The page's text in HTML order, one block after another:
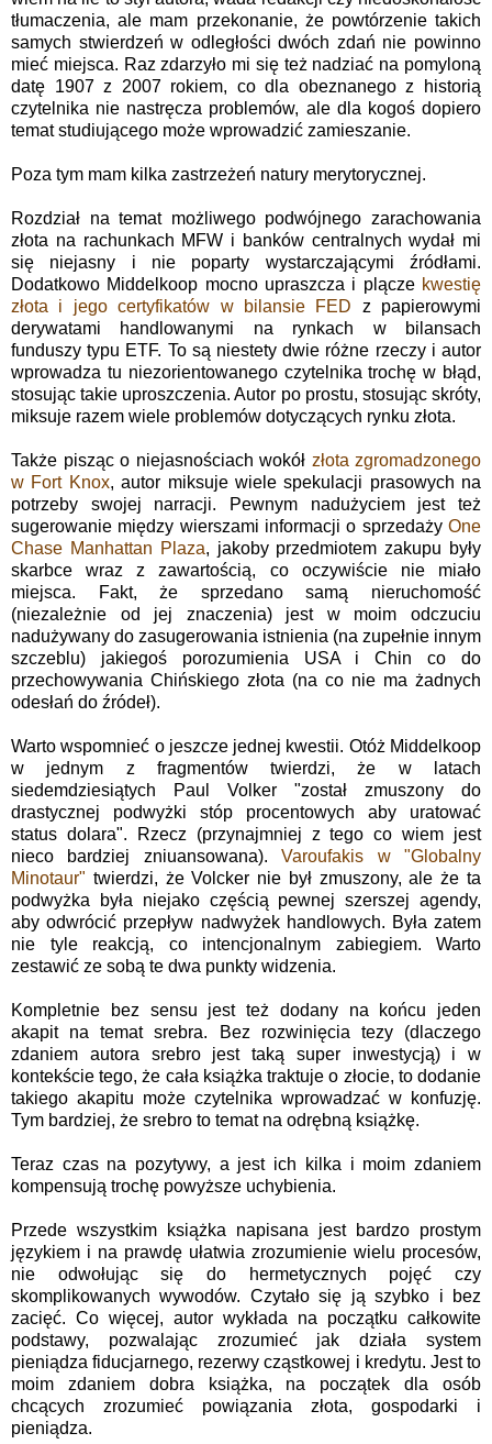
tłumaczenia, ale mam przekonanie, że powtórzenie takich
samych stwierdzeń w odległości dwóch zdań nie powinno
mieć miejsca. Raz zdarzyło mi się też nadziać na pomyloną
datę 1907 z 2007 rokiem, co dla obeznanego z historią
czytelnika nie nastręcza problemów, ale dla kogoś dopiero
temat studiującego może wprowadzić zamieszanie.
Poza tym mam kilka zastrzeżeń natury merytorycznej.
Rozdział na temat możliwego podwójnego zarachowania
złota na rachunkach MFW i banków centralnych wydał mi
się niejasny i nie poparty wystarczającymi źródłami.
Dodatkowo Middelkoop mocno upraszcza i plącze kwestię
złota i jego certyfikatów w bilansie FED z papierowymi
derywatami handlowanymi na rynkach w bilansach
funduszy typu ETF. To są niestety dwie różne rzeczy i autor
wprowadza tu niezorientowanego czytelnika trochę w błąd,
stosując takie uproszczenia. Autor po prostu, stosując skróty,
miksuje razem wiele problemów dotyczących rynku złota.
Także pisząc o niejasnościach wokół złota zgromadzonego
w Fort Knox, autor miksuje wiele spekulacji prasowych na
potrzeby swojej narracji. Pewnym nadużyciem jest też
sugerowanie między wierszami informacji o sprzedaży One
Chase Manhattan Plaza, jakoby przedmiotem zakupu były
skarbce wraz z zawartością, co oczywiście nie miało
miejsca. Fakt, że sprzedano samą nieruchomość
(niezależnie od jej znaczenia) jest w moim odczuciu
nadużywany do zasugerowania istnienia (na zupełnie innym
szczeblu) jakiegoś porozumienia USA i Chin co do
przechowywania Chińskiego złota (na co nie ma żadnych
odesłań do źródeł).
Warto wspomnieć o jeszcze jednej kwestii. Otóż Middelkoop
w jednym z fragmentów twierdzi, że w latach
siedemdziesiątych Paul Volker "został zmuszony do
drastycznej podwyżki stóp procentowych aby uratować
status dolara". Rzecz (przynajmniej z tego co wiem jest
nieco bardziej zniuansowana).Varoufakis w "Globalny
Minotaur" twierdzi, że Volcker nie był zmuszony, ale że ta
podwyżka była niejako częścią pewnej szerszej agendy,
aby odwrócić przepływ nadwyżek handlowych. Była zatem
nie tyle reakcją, co intencjonalnym zabiegiem. Warto
zestawić ze sobą te dwa punkty widzenia.
Kompletnie bez sensu jest też dodany na końcu jeden
akapit na temat srebra. Bez rozwinięcia tezy (dlaczego
zdaniem autora srebro jest taką super inwestycją) i w
kontekście tego, że cała książka traktuje o złocie, to dodanie
takiego akapitu może czytelnika wprowadzać w konfuzję.
Tym bardziej, że srebro to temat na odrębną książkę.
Teraz czas na pozytywy, a jest ich kilka i moim zdaniem
kompensują trochę powyższe uchybienia.
Przede wszystkim książka napisana jest bardzo prostym
językiem i na prawdę ułatwia zrozumienie wielu procesów,
nie odwołując się do hermetycznych pojęć czy
skomplikowanych wywodów. Czytało się ją szybko i bez
zacięć. Co więcej, autor wykłada na początku całkowite
podstawy, pozwalając zrozumieć jak działa system
pieniądza fiducjarnego, rezerwy cząstkowej i kredytu. Jest to
moim zdaniem dobra książka, na początek dla osób
chcących zrozumieć powiązania złota, gospodarki i
pieniądza.